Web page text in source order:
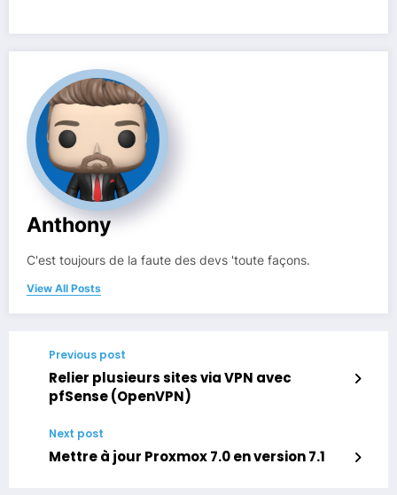
Anthony
C'est toujours de la faute des devs 'toute façons.
View All Posts
Previous post
Relier plusieurs sites via VPN avec
pfSense (OpenVPN)
Next post
Mettre à jour Proxmox 7.0 en version 7.1